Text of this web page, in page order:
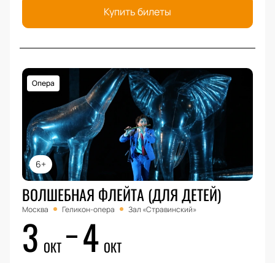
Купить билеты
6+
Опера
ВОЛШЕБНАЯ ФЛЕЙТА (ДЛЯ ДЕТЕЙ)
Москва Геликон-опера Зал «Стравинский»
3 ОКТ 4 ОКТ